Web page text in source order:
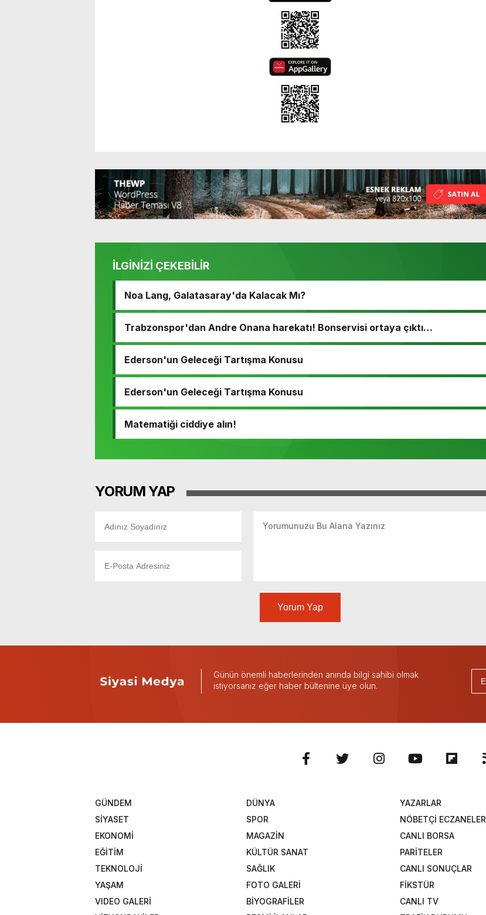
İLGİNİZİ ÇEKEBİLİR
Noa Lang, Galatasaray'da Kalacak Mı?
Trabzonspor'dan Andre Onana harekatı! Bonservisi ortaya çıktı…
Ederson'un Geleceği Tartışma Konusu
Ederson'un Geleceği Tartışma Konusu
Matematiği ciddiye alın!
YORUM YAP
Yorum Yap
Günün önemli haberlerinden anında bilgi sahibi olmak
istiyorsanız eğer haber bültenine üye olun.
GÜNDEM
DÜNYA
SİYASET
SPOR
EKONOMİ
MAGAZİN
EĞİTİM
KÜLTÜR SANAT
TEKNOLOJİ
SAĞLIK
YAŞAM
FOTO GALERİ
VIDEO GALERİ
BİYOGRAFİLER
YAZARLAR
NÖBETÇİ ECZANELER
CANLI BORSA
PARİTELER
CANLI SONUÇLAR
FİKSTÜR
CANLI TV